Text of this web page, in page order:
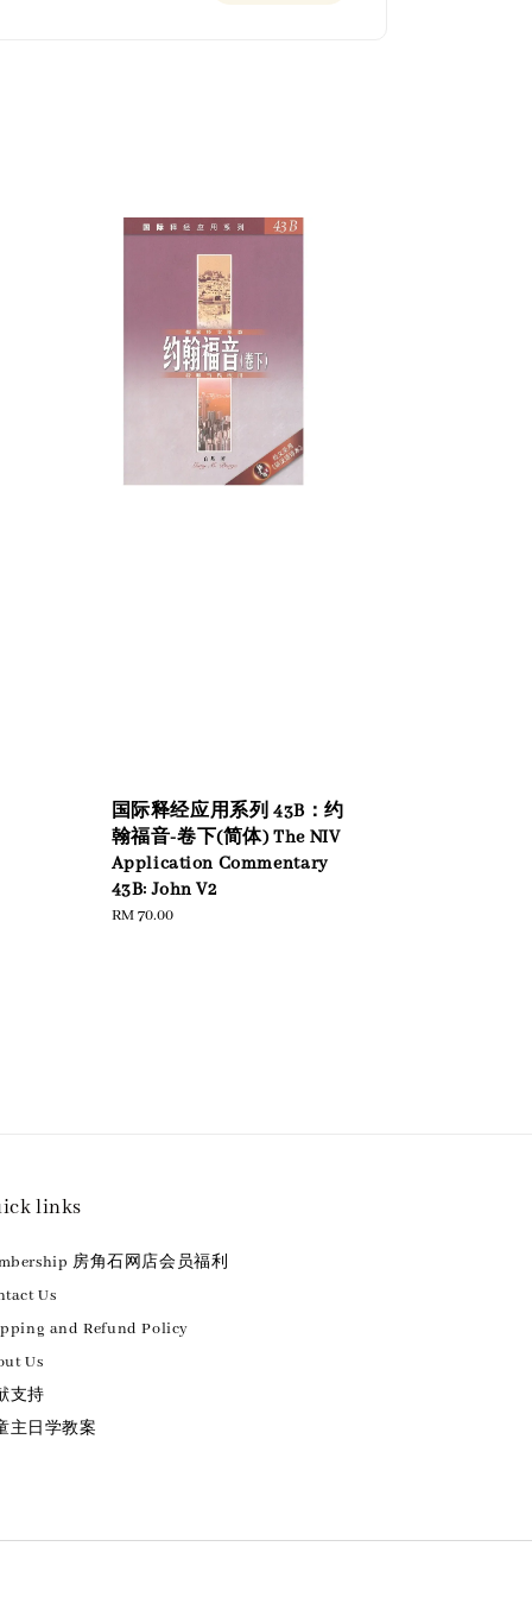
国际释经应用系列 43B：约
翰福音-卷下(简体) The NIV
Application Commentary
43B: John V2
Regular
RM 70.00
links
房角石网店会员福利
Us
and Refund Policy
Us
支持
主日学教案